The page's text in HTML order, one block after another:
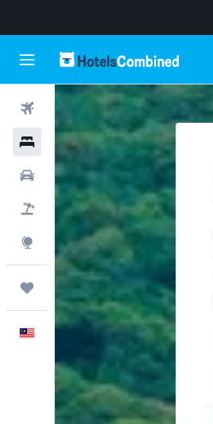
Penerbangan
Hotel
Sewaan Kereta
Pakej
Eksplorasi
Perjalanan